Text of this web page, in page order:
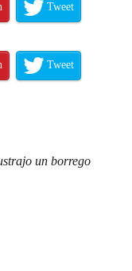
Tweet
Tweet
un borrego